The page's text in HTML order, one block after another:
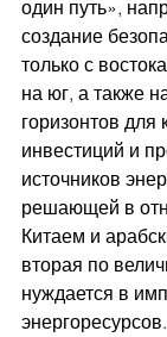
один путь»,
создание
только с
на юг, а также
горизонтов для
инвестиций и
источников
решающей в
Китаем и
вторая по
нуждается в